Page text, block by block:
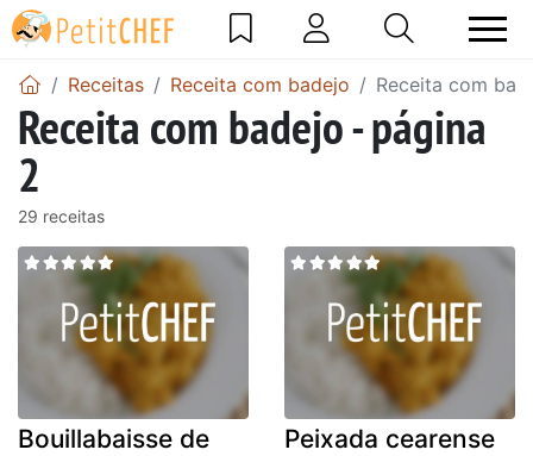
Receitas Receita com badejo Receita com
Receita com badejo - página
2
29 receitas
Bouillabaisse de
Peixada cearense